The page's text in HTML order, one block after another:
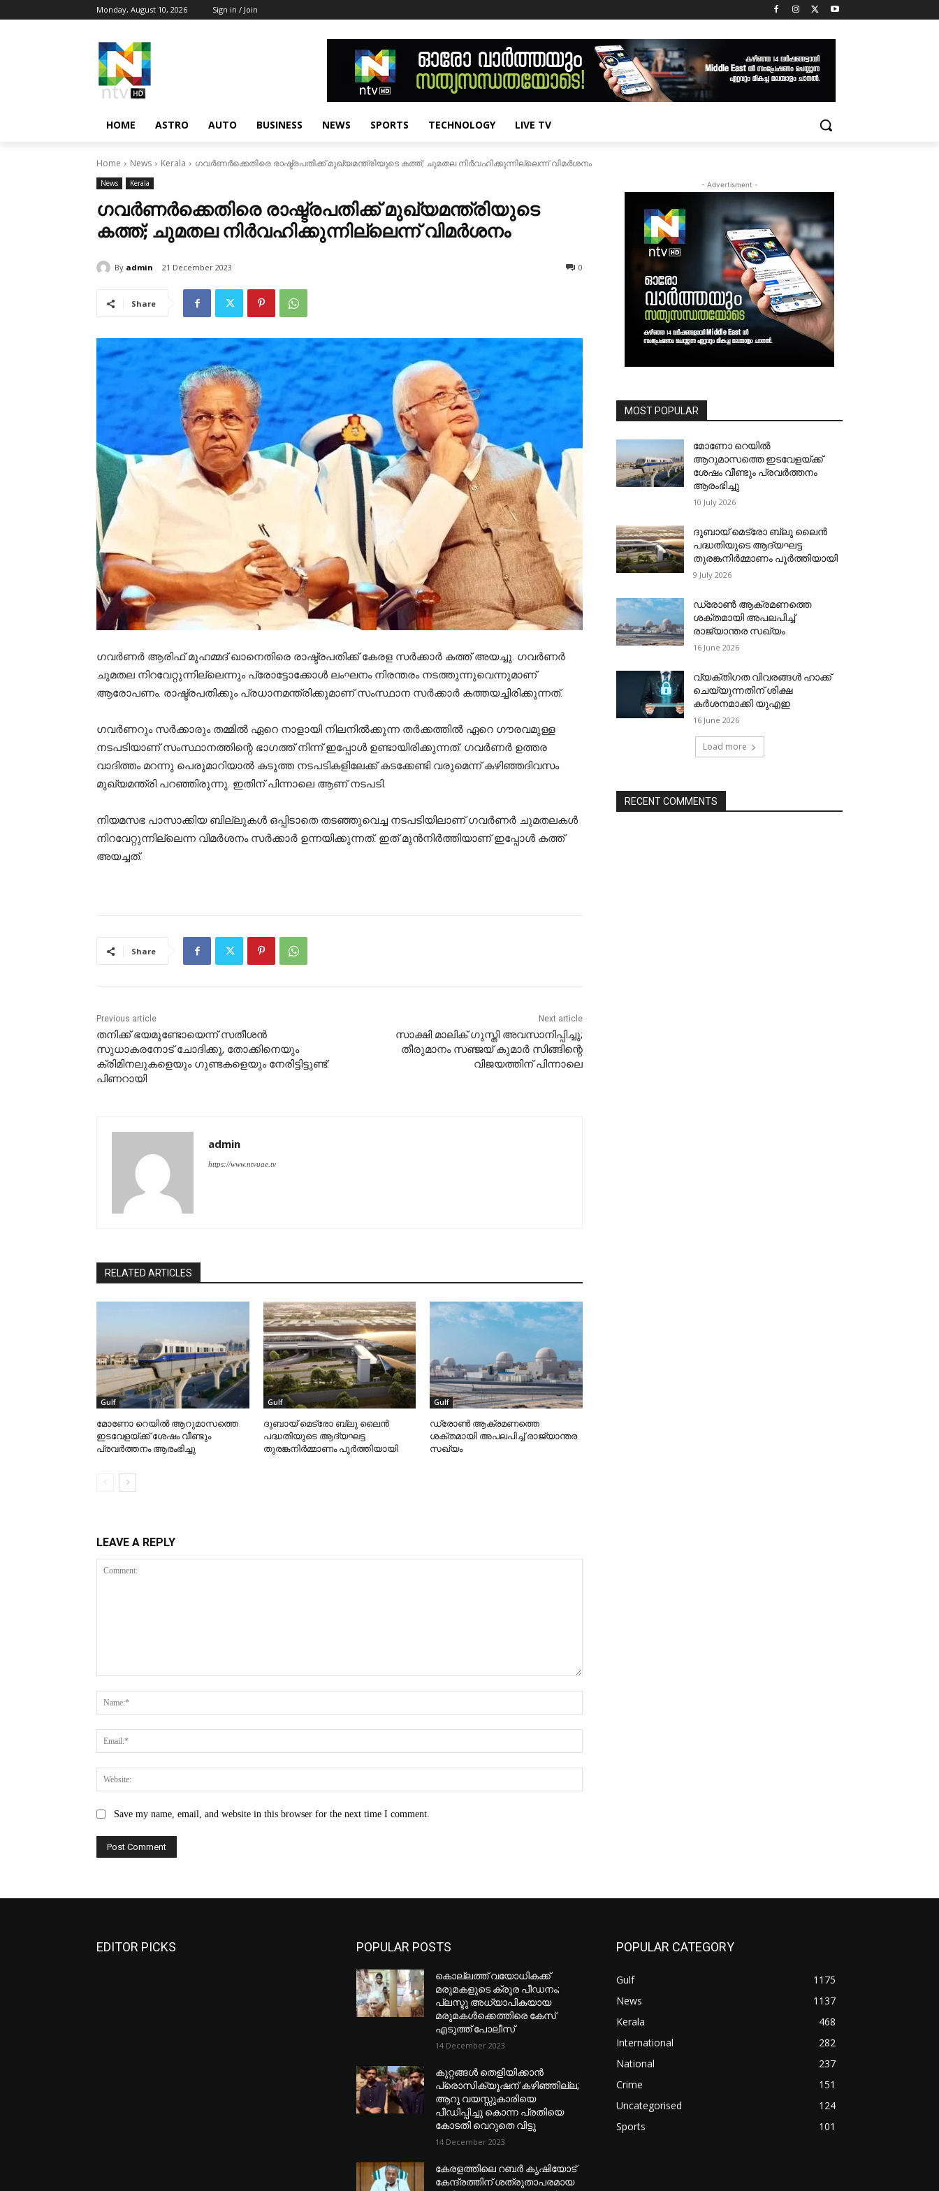
Monday, August 10, 2026 Sign in / Join
HOME ASTRO AUTO BUSINESS NEWS SPORTS TECHNOLOGY LIVE TV
Home News Kerala ഗവര്‍ണര്‍ക്കെതിരെ രാഷ്ട്രപതിക്ക് മുഖ്യമന്ത്രിയുടെ കത്ത്; ചുമതല നിര്‍വഹിക്കുന്നില്ലെന്ന് വിമര്‍ശനം
News Kerala
ഗവര്‍ണര്‍ക്കെതിരെ രാഷ്ട്രപതിക്ക് മുഖ്യമന്ത്രിയുടെ
കത്ത്; ചുമതല നിര്‍വഹിക്കുന്നില്ലെന്ന് വിമര്‍ശനം
By admin 21 December 2023 0
Share
ഗവര്‍ണര്‍ ആരിഫ് മുഹമ്മദ് ഖാനെതിരെ രാഷ്ട്രപതിക്ക് കേരള സര്‍ക്കാര്‍ കത്ത് അയച്ചു. ഗവര്‍ണര്‍
ചുമതല നിറവേറ്റുന്നില്ലെന്നും പ്രോട്ടോക്കോൾ ലംഘനം നിരന്തരം നടത്തുന്നുവെന്നുമാണ്
ആരോപണം. രാ‌ഷ്ട്രപതിക്കും പ്രധാനമന്ത്രിക്കുമാണ് സംസ്ഥാന സര്‍ക്കാര്‍ കത്തയച്ചിരിക്കുന്നത്.
ഗവര്‍ണറും സര്‍ക്കാരും തമ്മിൽ ഏറെ നാളായി നിലനിൽക്കുന്ന തര്‍ക്കത്തിൽ ഏറെ ഗൗരവമുള്ള
നടപടിയാണ് സംസ്ഥാനത്തിന്റെ ഭാഗത്ത് നിന്ന് ഇപ്പോൾ ഉണ്ടായിരിക്കുന്നത്. ഗവർണർ ഉത്തര
വാദിത്തം മറന്നു പെരുമാറിയാൽ കടുത്ത നടപടികളിലേക്ക് കടക്കേണ്ടി വരുമെന്ന് കഴിഞ്ഞദിവസം
മുഖ്യമന്ത്രി പറഞ്ഞിരുന്നു. ഇതിന് പിന്നാലെ ആണ് നടപടി.
നിയമസഭ പാസാക്കിയ ബില്ലുകൾ ഒപ്പിടാതെ തടഞ്ഞുവെച്ച നടപടിയിലാണ് ഗവര്‍ണര്‍ ചുമതലകൾ
നിറവേറ്റുന്നില്ലെന്ന വിമര്‍ശനം സര്‍ക്കാര്‍ ഉന്നയിക്കുന്നത്. ഇത് മുൻനിര്‍ത്തിയാണ് ഇപ്പോൾ കത്ത്
അയച്ചത്.
Share
Previous article
തനിക്ക് ഭയമുണ്ടോയെന്ന് സതീശൻ
സുധാകരനോട് ചോദിക്കൂ, തോക്കിനെയും
ക്രിമിനലുകളെയും ഗുണ്ടകളെയും നേരിട്ടിട്ടുണ്ട്:
പിണറായി
Next article
സാക്ഷി മാലിക് ഗുസ്തി അവസാനിപ്പിച്ചു;
തീരുമാനം സഞ്ജയ് കുമാര്‍ സിങ്ങിന്റെ
വിജയത്തിന് പിന്നാലെ
admin
https://www.ntvuae.tv
RELATED ARTICLES
Gulf
മോണോ റെയില്‍ ആറുമാസത്തെ
ഇടവേളയ്ക്ക് ശേഷം വീണ്ടും
പ്രവര്‍ത്തനം ആരംഭിച്ചു
Gulf
ദുബായ് മെട്രോ ബ്ലു ലൈന്‍
പദ്ധതിയുടെ ആദ്യഘട്ട
തുരങ്കനിര്‍മ്മാണം പൂര്‍ത്തിയായി
Gulf
ഡ്രോണ്‍ ആക്രമണത്തെ
ശക്തമായി അപലപിച്ച് രാജ്യാന്തര
സഖ്യം
LEAVE A REPLY
Save my name, email, and website in this browser for the next time I comment.
- Advertisment -
MOST POPULAR
മോണോ റെയില്‍
ആറുമാസത്തെ ഇടവേളയ്ക്ക്
ശേഷം വീണ്ടും പ്രവര്‍ത്തനം
ആരംഭിച്ചു
10 July 2026
ദുബായ് മെട്രോ ബ്ലു ലൈന്‍
പദ്ധതിയുടെ ആദ്യഘട്ട
തുരങ്കനിര്‍മ്മാണം പൂര്‍ത്തിയായി
9 July 2026
ഡ്രോണ്‍ ആക്രമണത്തെ
ശക്തമായി അപലപിച്ച്
രാജ്യാന്തര സഖ്യം
16 June 2026
വ്യക്തിഗത വിവരങ്ങള്‍ ഹാക്ക്
ചെയ്യുന്നതിന് ശിക്ഷ
കര്‍ശനമാക്കി യുഎഇ
16 June 2026
Load more
RECENT COMMENTS
EDITOR PICKS POPULAR POSTS
കൊല്ലത്ത് വയോധികക്ക്
മരുമകളുടെ ക്രൂര പീഡനം;
പ്ലസ്ടു അധ്യാപികയായ
മരുമകൾക്കെത്തിരെ കേസ്
എടുത്ത് പോലീസ്
14 December 2023
കുറ്റങ്ങൾ തെളിയിക്കാൻ
പ്രൊസിക്യൂഷന് കഴിഞ്ഞില്ല;
ആറു വയസ്സുകാരിയെ
പീഡിപ്പിച്ചു കൊന്ന പ്രതിയെ
കോടതി വെറുതെ വിട്ടു
14 December 2023
കേരളത്തിലെ റബർ കൃഷിയോട്
കേന്ദ്രത്തിന് ശത്രുതാപരമായ
POPULAR CATEGORY
Gulf
1175
News
1137
Kerala
468
International
282
National
237
Crime
151
Uncategorised
124
Sports
101